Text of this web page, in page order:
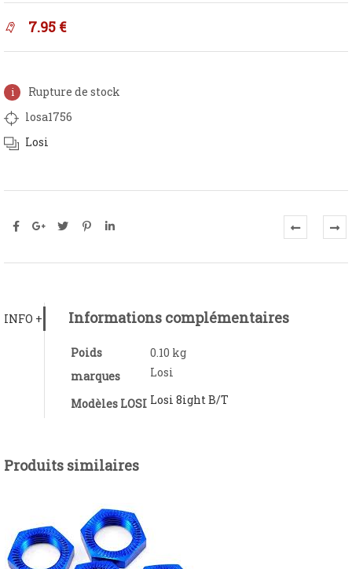
7.95 €
Rupture de stock
losa1756
Losi
INFO + Informations complémentaires
Poids
0.10 kg
marques
Losi
Modèles LOSI Losi 8ight B/T
Produits similaires